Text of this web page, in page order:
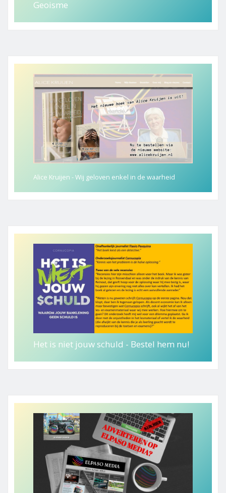
Geoisme
Alice Kruijen - Wij geloven enkel in de waarheid
Het is niet jouw schuld - Bestel hem nu!